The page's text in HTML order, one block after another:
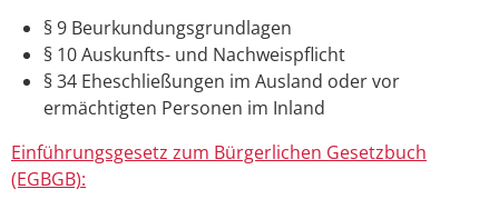
§ 9 Beurkundungsgrundlagen
§ 10 Auskunfts- und Nachweispflicht
§ 34 Eheschließungen im Ausland oder vor
ermächtigten Personen im Inland
Einführungsgesetz zum Bürgerlichen Gesetzbuch
(EGBGB):